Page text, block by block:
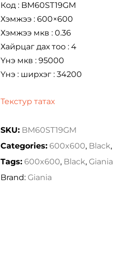
Код : BM60ST19GM
Хэмжээ : 600×600
Хэмжээ мкв : 0.36
Хайрцаг дах тоо : 4
Үнэ мкв : 95000
Үнэ : ширхэг : 34200
Текстур татах
SKU: BM60ST19GM
Categories: 600x600, Black,
Tags: 600x600, Black, Giania
Brand: Giania